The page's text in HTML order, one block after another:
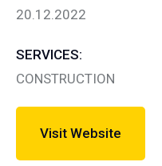
20.12.2022
SERVICES:
CONSTRUCTION
Visit Website